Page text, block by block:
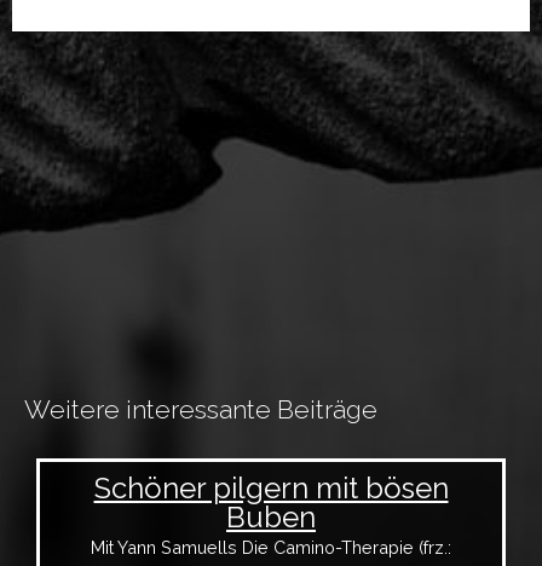
Weitere interessante Beiträge
Schöner pilgern mit bösen
Buben
Mit Yann Samuells Die Camino-Therapie (frz.: